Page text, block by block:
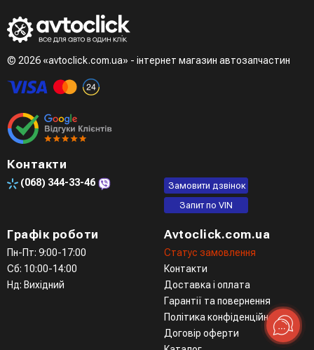
Третій варіант - зробити замовлення в телефонному
Четвертий варіант - замовити через доступні месенджери
(viber, telegram)
© 2026 «avtoclick.com.ua» - інтернет магазин автозапчастин
Контакти
(068) 344-33-46
Замовити дзвінок
Запит по VIN
Графік роботи
Пн-Пт: 9:00-17:00
Сб: 10:00-14:00
Нд: Вихідний
Avtoclick.com.ua
Статус замовлення
Контакти
Доставка і оплата
Гарантії та повернення
Політика конфіденційності
Договір оферти